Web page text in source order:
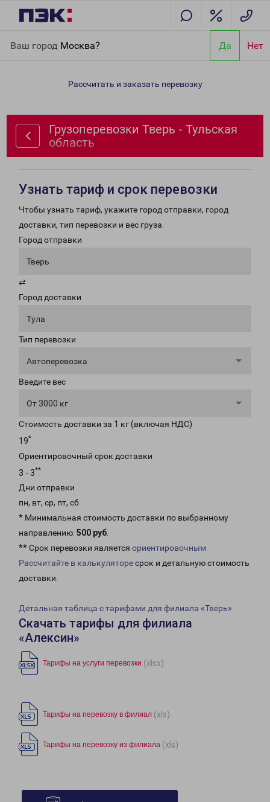
Ваш город Москва? Да Нет
область
Рассчитать и заказать перевозку
Грузоперевозки Тверь - Тульская
область
Узнать тариф и срок перевозки
Чтобы узнать тариф, укажите город отправки, город
доставки, тип перевозки и вес груза.
Город отправки
Тверь
⇄
Город доставки
Тула
Тип перевозки
Автоперевозка
Введите вес
От 3000 кг
Стоимость доставки за 1 кг (включая НДС)
19*
Ориентировочный срок доставки
3 - 3**
Дни отправки
пн, вт, ср, пт, сб
* Минимальная стоимость доставки по выбранному
направлению: 500 руб.
** Срок перевозки является ориентировочным
Рассчитайте в калькуляторесрок и детальную стоимость
доставки.
Детальная таблица с тарифами для филиала «Тверь»
Скачать тарифы для филиала
«Алексин»
Тарифы на услуги перевозки (xlsx)
Тарифы на перевозку в филиал (xls)
Тарифы на перевозку из филиала (xls)